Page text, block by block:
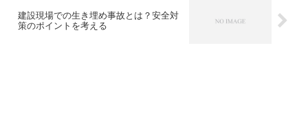
建設現場での生き埋め事故とは？安全対
策のポイントを考える